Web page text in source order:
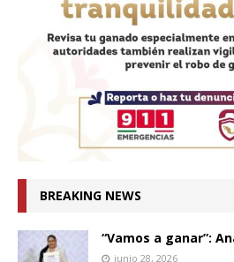
BREAKING NEWS
“Vamos a ganar”:
junio 28, 2026